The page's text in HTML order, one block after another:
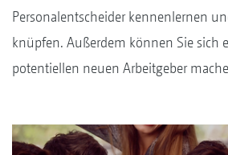
Personalentscheider kennenlernen
knüpfen. Außerdem können Sie sich
potentiellen neuen Arbeitgeber